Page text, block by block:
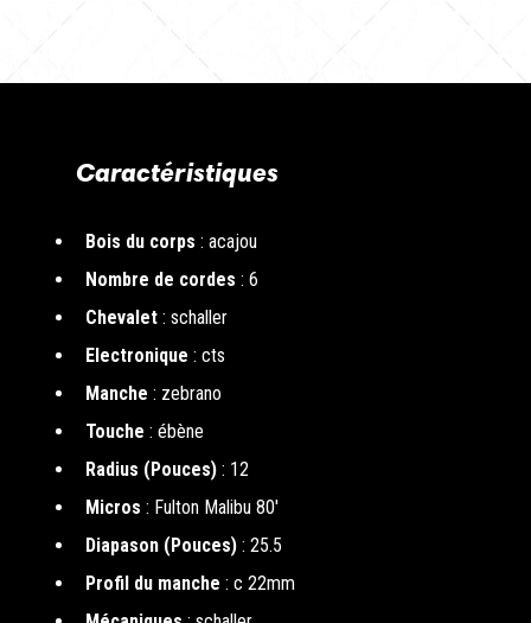
Caractéristiques
Bois du corps : acajou
Nombre de cordes : 6
Chevalet : schaller
Electronique : cts
Manche : zebrano
Touche : ébène
Radius (Pouces) : 12
Micros : Fulton Malibu 80'
Diapason (Pouces) : 25.5
Profil du manche : c 22mm